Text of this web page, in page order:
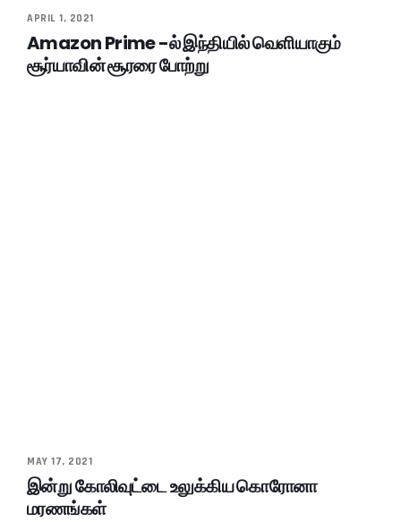
APRIL 1, 2021
Amazon Prime -ல் இந்தியில் வெளியாகும்
சூர்யாவின் சூரரை போற்று
MAY 17, 2021
இன்று கோலிவுட்டை உலுக்கிய கொரோனா
மரணங்கள்